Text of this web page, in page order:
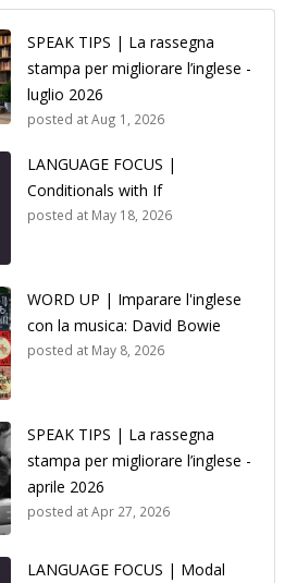
SPEAK TIPS | La rassegna
stampa per migliorare l’inglese -
luglio 2026
posted atAug 1, 2026
LANGUAGE FOCUS |
Conditionals with If
posted at May 18, 2026
WORD UP | Imparare l'inglese
con la musica: David Bowie
posted at May 8, 2026
SPEAK TIPS | La rassegna
stampa per migliorare l’inglese -
aprile 2026
posted atApr 27, 2026
LANGUAGE FOCUS | Modal